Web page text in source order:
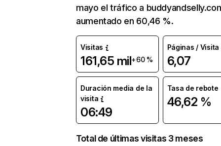
mayo el tráfico a
aumentado en 60,46 %.
Visitas
161,65 mil+60 %
Páginas / Visita
6,07
Duración media de la
visita
06:49
Tasa de rebote
46,62 %
Total de últimas visitas 3 meses